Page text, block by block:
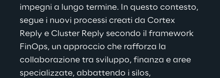
impegni a lungo termine. In questo contesto,
segue i nuovi processi creati da Cortex
Reply e Cluster Reply secondo il framework
FinOps, un approccio che rafforza la
collaborazione tra sviluppo, finanza e aree
specializzate, abbattendo i silos,